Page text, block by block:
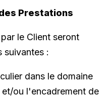
Prestations
le Client seront
suivantes :
dans le domaine
ou l'encadrement de